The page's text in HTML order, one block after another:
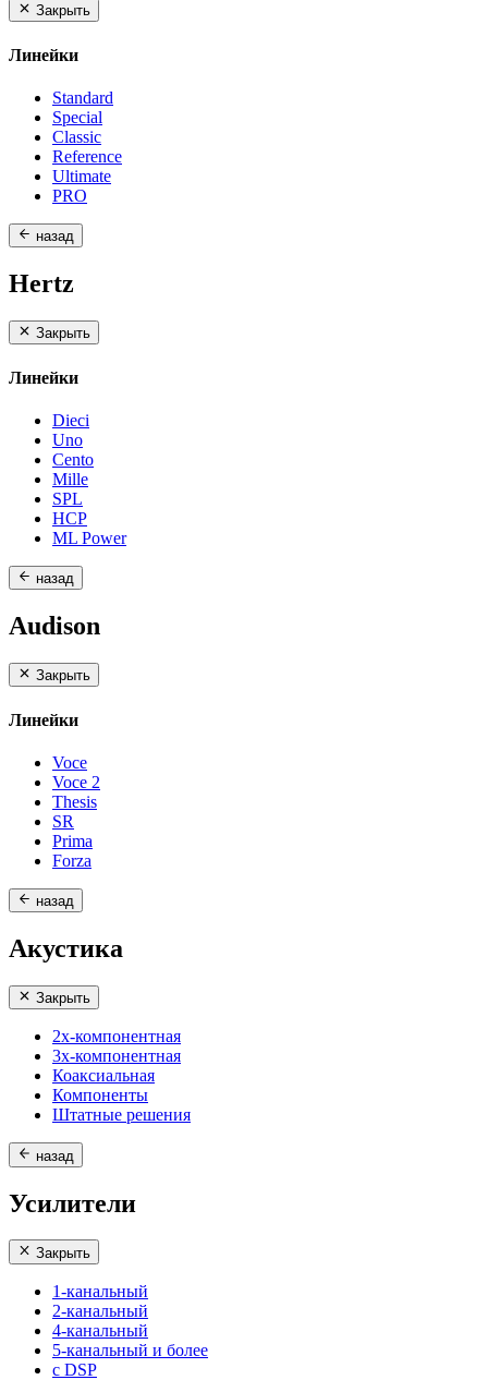
Закрыть
Линейки
Standard
Special
Classic
Reference
Ultimate
PRO
назад
Hertz
Закрыть
Линейки
Dieci
Uno
Cento
Mille
SPL
HCP
ML Power
назад
Audison
Закрыть
Линейки
Voce
Voce 2
Thesis
SR
Prima
Forza
назад
Акустика
Закрыть
2х-компонентная
3х-компонентная
Коаксиальная
Компоненты
Штатные решения
назад
Усилители
Закрыть
1-канальный
2-канальный
4-канальный
5-канальный и более
с DSP